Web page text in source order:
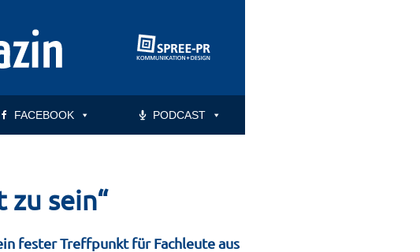
FACEBOOK PODCAST
sein“
fester Treffpunkt für Fachleute aus